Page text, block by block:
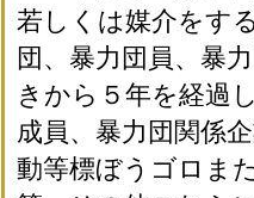
若しくは媒介をす
団、暴力団員、暴
きから５年を経過
成員、暴力団関係
動等標ぼうゴロま